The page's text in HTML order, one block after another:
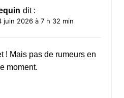
dit :
juin 2026 à 7 h 32 min
! Mais pas de rumeurs en
moment.